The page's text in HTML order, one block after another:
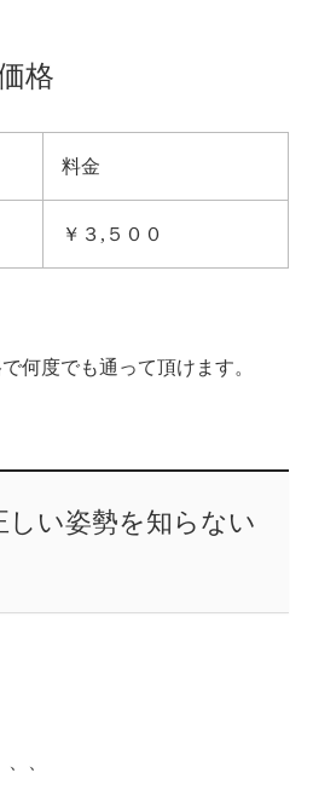
格
料金
￥３,５００
何度でも通って頂けます。
しい姿勢を知らない
、